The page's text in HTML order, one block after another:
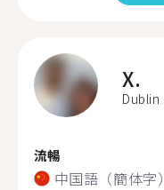
X.
Dublin
流暢
中国語（簡体字）